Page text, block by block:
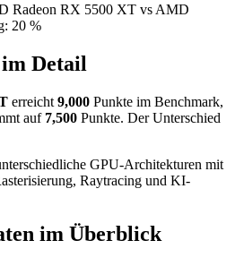
Radeon RX 5500 XT vs AMD
20 %
Detail
erreicht 9,000 Punkte im Benchmark,
auf 7,500 Punkte. Der Unterschied
GPU-Architekturen mit
Raytracing und KI-
im Überblick